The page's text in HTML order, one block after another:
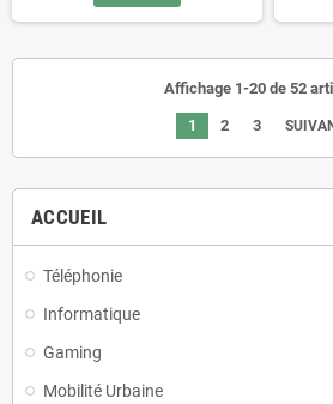
ACCUEIL
Téléphonie
Informatique
Gaming
Mobilité Urbaine
Affichage 1-20 de 52
1 2 3